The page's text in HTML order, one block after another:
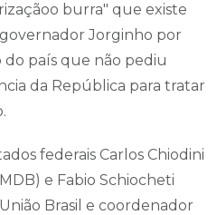
burra" que existe
Jorginho por
do país que não pediu
da República para tratar
federais Carlos Chiodini
e Fabio Schiocheti
Brasil e coordenador